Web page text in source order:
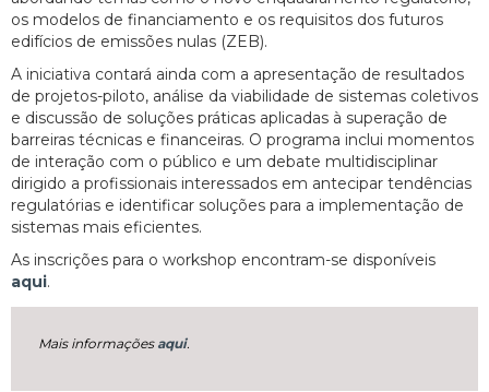
os modelos de financiamento e os requisitos dos futuros
edifícios de emissões nulas (ZEB).
A iniciativa contará ainda com a apresentação de resultados
de projetos-piloto, análise da viabilidade de sistemas coletivos
e discussão de soluções práticas aplicadas à superação de
barreiras técnicas e financeiras. O programa inclui momentos
de interação com o público e um debate multidisciplinar
dirigido a profissionais interessados em antecipar tendências
regulatórias e identificar soluções para a implementação de
sistemas mais eficientes.
As inscrições para o workshop encontram-se disponíveis
aqui.
Mais informações aqui.